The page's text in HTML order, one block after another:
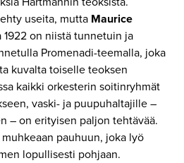
useita, mutta Maurice
on niistä tunnetuin ja
Promenadi-teemalla, joka
kuvalta toiselle teoksen
kaikki orkesterin soitinryhmät
vaski- ja puupuhaltajille –
– on erityisen paljon tehtävää.
pauhuun, joka lyö
lopullisesti pohjaan.